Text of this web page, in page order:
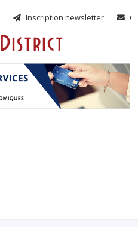
Inscription newsletter